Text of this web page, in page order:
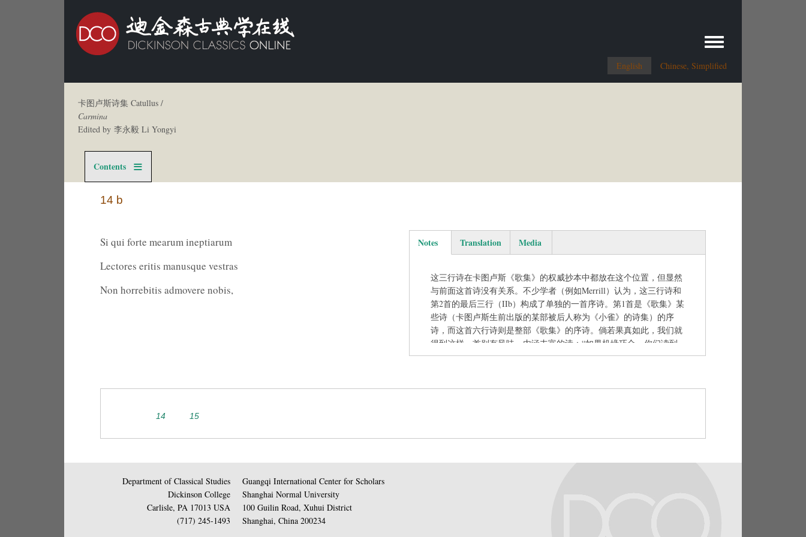
English Chinese, Simplified
Toggle menu
卡图卢斯诗集 Catullus /
Carmina
Edited by 李永毅 Li Yongyi
Contents
14 b
Si qui forte mearum ineptiarum
Lectores eritis manusque vestras
Non horrebitis admovere nobis,
Notes
(active tab)
Translation Media
这三行诗在卡图卢斯《歌集》的权威抄本中都放在这个位置，但显然
与前面这首诗没有关系。不少学者（例如Merrill）认为，这三行诗和
第2首的最后三行（IIb）构成了单独的一首序诗。第1首是《歌集》某
些诗（卡图卢斯生前出版的某部被后人称为《小雀》的诗集）的序
诗，而这首六行诗则是整部《歌集》的序诗。倘若果真如此，我们就
得到这样一首别有风味、内涵丰富的诗：“如果机缘巧合，你们读到
我 / 这些拙劣的作品，并且毫不 / 惊悚地把你们的手伸向我，/ 这给
卢斯经常采用的手段。他理想中的诗歌是给诗人自己和读者都带来快
有高度的承受力，所以他特别提到“毫不惊悚”，如果读者把他的作品
14 15
Department of Classical Studies
Dickinson College
Carlisle, PA 17013 USA
(717) 245-1493
Guangqi International Center for Scholars
Shanghai Normal University
100 Guilin Road, Xuhui District
Shanghai, China 200234